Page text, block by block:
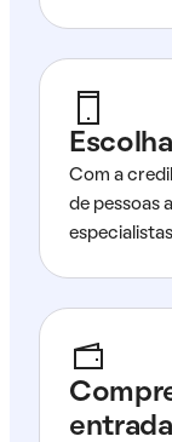
Com a
de pessoas
entrada